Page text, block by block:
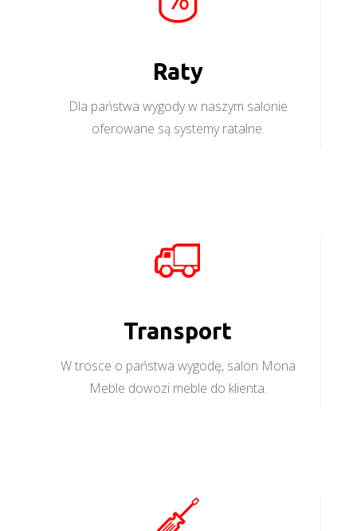
Raty
Dla państwa wygody w naszym salonie
oferowane są systemy ratalne.
Transport
W trosce o państwa wygodę, salon Mona
Meble dowozi meble do klienta.